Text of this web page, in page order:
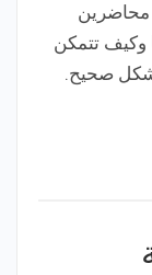
محاضرين
وكيف تتمكن
بشكل صحيح.